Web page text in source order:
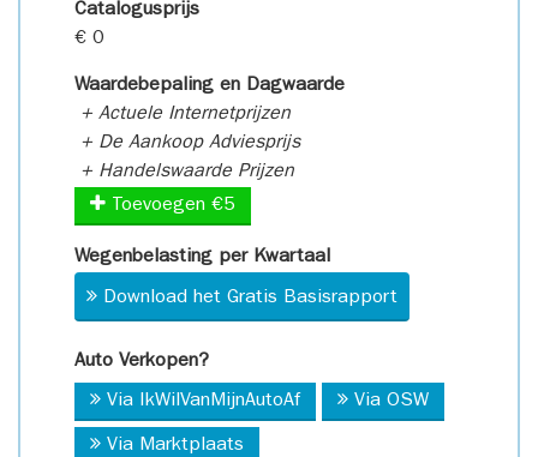
Catalogusprijs
€ 0
Waardebepaling en Dagwaarde
+ Actuele Internetprijzen
+ De Aankoop Adviesprijs
+ Handelswaarde Prijzen
Toevoegen €5
Wegenbelasting per Kwartaal
Download het Gratis Basisrapport
Auto Verkopen?
Via IkWilVanMijnAutoAf Via OSW
Via Marktplaats